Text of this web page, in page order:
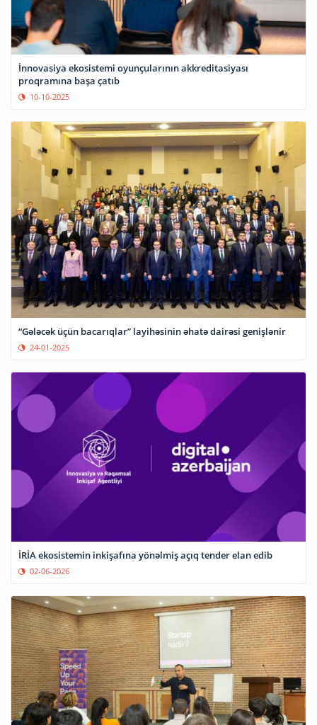
İnnovasiya ekosistemi oyunçularının akkreditasiyası
proqramına başa çatıb
10-10-2025
“Gələcək üçün bacarıqlar” layihəsinin əhatə dairəsi genişlənir
24-01-2025
İRİA ekosistemin inkişafına yönəlmiş açıq tender elan edib
02-06-2026